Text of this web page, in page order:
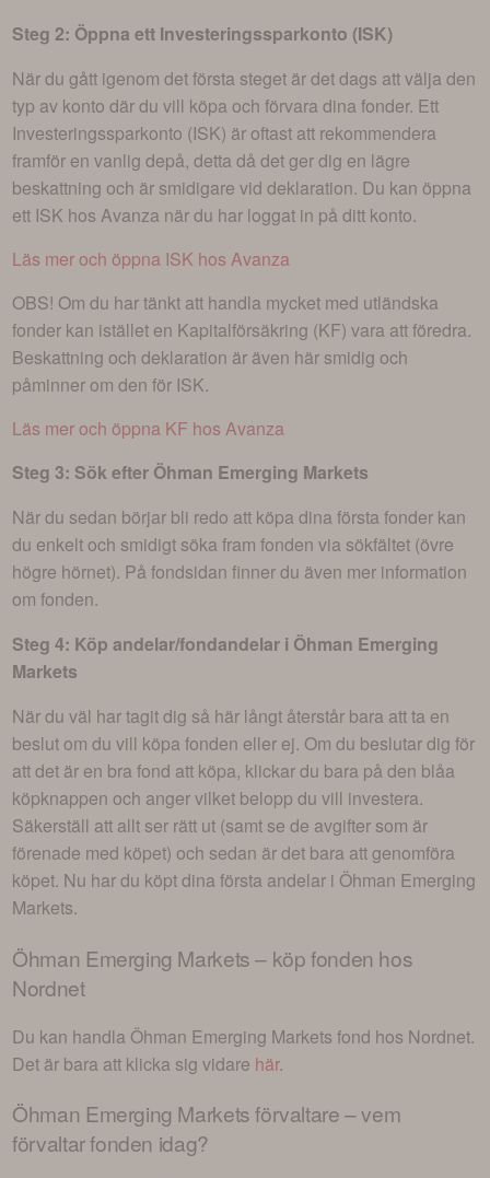
Steg 2: Öppna ett Investeringssparkonto (ISK)
När du gått igenom det första steget är det dags att välja den
typ av konto där du vill köpa och förvara dina fonder. Ett
Investeringssparkonto (ISK) är oftast att rekommendera
framför en vanlig depå, detta då det ger dig en lägre
beskattning och är smidigare vid deklaration. Du kan öppna
ett ISK hos Avanza när du har loggat in på ditt konto.
Läs mer och öppna ISK hos Avanza
OBS! Om du har tänkt att handla mycket med utländska
fonder kan istället en Kapitalförsäkring (KF) vara att föredra.
Beskattning och deklaration är även här smidig och
påminner om den för ISK.
Läs mer och öppna KF hos Avanza
Steg 3: Sök efter Öhman Emerging Markets
När du sedan börjar bli redo att köpa dina första fonder kan
du enkelt och smidigt söka fram fonden via sökfältet (övre
högre hörnet). På fondsidan finner du även mer information
om fonden.
Steg 4: Köp andelar/fondandelar i Öhman Emerging
Markets
När du väl har tagit dig så här långt återstår bara att ta en
beslut om du vill köpa fonden eller ej. Om du beslutar dig för
att det är en bra fond att köpa, klickar du bara på den blåa
köpknappen och anger vilket belopp du vill investera.
Säkerställ att allt ser rätt ut (samt se de avgifter som är
förenade med köpet) och sedan är det bara att genomföra
köpet. Nu har du köpt dina första andelar i Öhman Emerging
Markets.
Öhman Emerging Markets– köp fonden hos
Nordnet
Du kan handla Öhman Emerging Markets fond hos Nordnet.
Det är bara att klicka sig vidare här.
Öhman Emerging Marketsförvaltare – vem
förvaltar fonden idag?